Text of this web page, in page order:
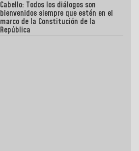
Cabello: Todos los diálogos son
bienvenidos siempre que estén en el
marco de la Constitución de la
República